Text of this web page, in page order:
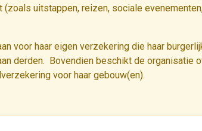
uitstappen, reizen, sociale
voor haar eigen verzekering die haar
derden. Bovendien beschikt de organisatie
voor haar gebouw(en).